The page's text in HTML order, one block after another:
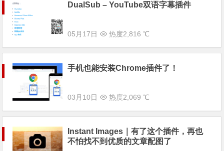
DualSub – YouTube双语字幕插件
05月17日 热度2,816 ℃
手机也能安装Chrome插件了！
03月10日 热度2,069 ℃
Instant Images｜有了这个插件，再也
不怕找不到优质的文章配图了